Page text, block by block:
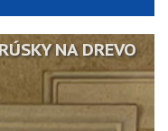
NA DREVO